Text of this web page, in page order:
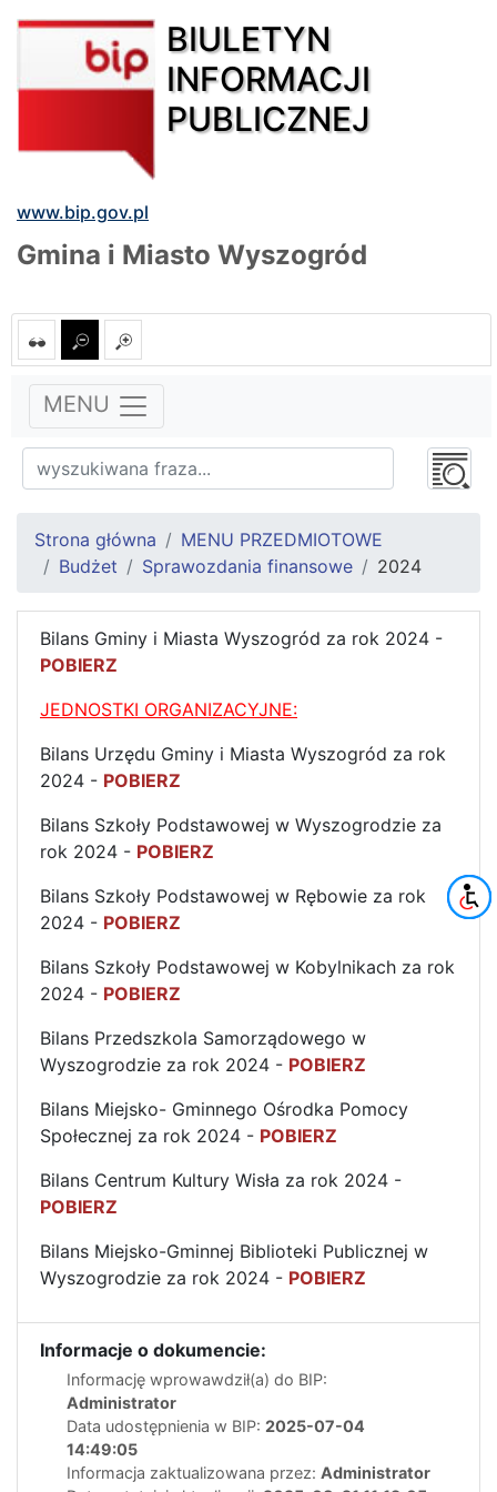
BIULETYN
INFORMACJI
PUBLICZNEJ
www.bip.gov.pl
Gmina i Miasto Wyszogród
MENU
Strona główna
MENU PRZEDMIOTOWE
Budżet
Sprawozdania finansowe 2024
Bilans Gminy i Miasta Wyszogród za rok 2024 -
POBIERZ
JEDNOSTKI ORGANIZACYJNE:
Bilans Urzędu Gminy i Miasta Wyszogród za rok
2024 - POBIERZ
Bilans Szkoły Podstawowej w Wyszogrodzie za
rok 2024 - POBIERZ
Bilans Szkoły Podstawowej w Rębowie za rok
2024 - POBIERZ
Bilans Szkoły Podstawowej w Kobylnikach za rok
2024 - POBIERZ
Bilans Przedszkola Samorządowego w
Wyszogrodzie za rok 2024 - POBIERZ
Bilans Miejsko- Gminnego Ośrodka Pomocy
Społecznej za rok 2024 - POBIERZ
Bilans Centrum Kultury Wisła za rok 2024 -
POBIERZ
Bilans Miejsko-Gminnej Biblioteki Publicznej w
Wyszogrodzie za rok 2024 - POBIERZ
Informacje o dokumencie:
Informację wprowawdził(a) do BIP:
Administrator
Data udostępnienia w BIP: 2025-07-04
14:49:05
Informacja zaktualizowana przez: Administrator